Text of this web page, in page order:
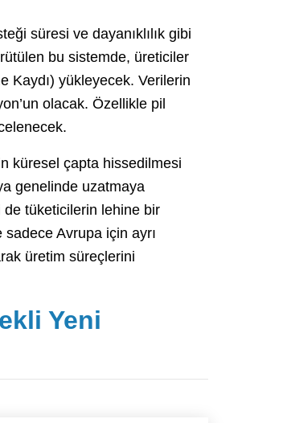
süresi ve dayanıklılık gibi
bu sistemde, üreticiler
Kaydı) yükleyecek. Verilerin
olacak. Özellikle pil
küresel çapta hissedilmesi
genelinde uzatmaya
tüketicilerin lehine bir
Avrupa için ayrı
üretim süreçlerini
Yeni